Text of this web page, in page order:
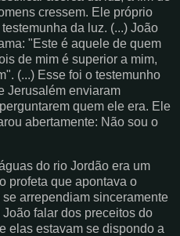
cressem. Ele próprio
da luz. (...) João
"Este é aquele de quem
de mim é superior a mim,
(...) Esse foi o testemunho
Jerusalém enviaram
quem ele era. Ele
abertamente: Não sou o
do rio Jordão era um
profeta que apontava o
arrependiam sinceramente
falar dos preceitos do
elas estavam se dispondo a